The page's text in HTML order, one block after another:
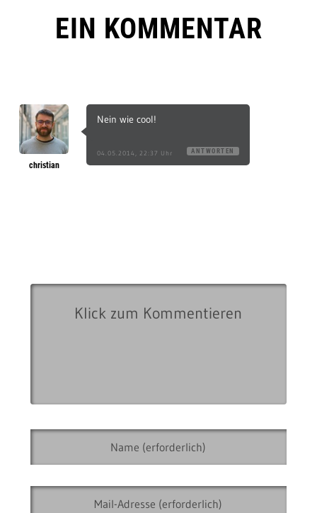
EIN KOMMENTAR
christian
Nein wie cool!
04.05.2014, 22:37 Uhr ANTWORTEN